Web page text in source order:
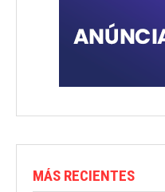
MÁS RECIENTES